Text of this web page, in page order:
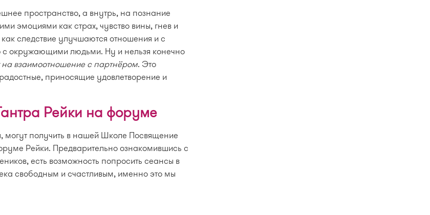
пространство, а внутрь, на познание
эмоциями как страх, чувство вины, гнев и
следствие улучшаются отношения и с
с окружающими людьми. Ну и нельзя конечно
на взаимоотношение с партнёром. Это
приносящие удовлетворение и
Рейки на форуме
могут получить в нашей Школе Посвящение
Рейки. Предварительно ознакомившись с
есть возможность попросить сеансы в
свободным и счастливым, именно это мы